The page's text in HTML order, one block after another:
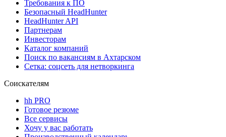
Требования к ПО
Безопасный HeadHunter
HeadHunter API
Партнерам
Инвесторам
Каталог компаний
Поиск по вакансиям в Ахтарском
Сетка: соцсеть для нетворкинга
Соискателям
hh PRO
Готовое резюме
Все сервисы
Хочу у вас работать